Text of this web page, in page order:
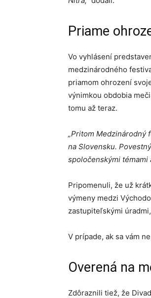
Priame
Vo vyhlásení
medzinárodného
priamom ohrození
výnimkou obdobia
tomu až teraz.
„Pritom Medzinárodný
na Slovensku.
spoločenskými témami
Pripomenuli, že už
výmeny medzi
zastupiteľskými
V prípade, ak sa vám
Overená na
Zdôraznili tiež, že